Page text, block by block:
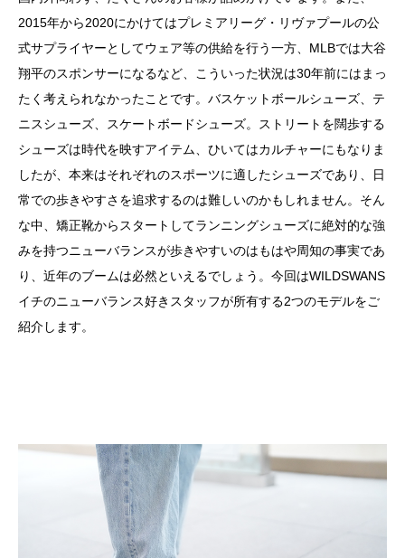
2015年から2020にかけてはプレミアリーグ・リヴァプールの公
式サプライヤーとしてウェア等の供給を行う一方、 MLBでは大谷
翔平のスポンサーになるなど、こういった状況は30年前にはまっ
たく考えられなかったことです。バスケットボールシューズ、テ
ニスシューズ、スケートボードシューズ。ストリートを闊歩する
シューズは時代を映すアイテム、ひいてはカルチャーにもなりま
したが、本来はそれぞれのスポーツに適したシューズであり、日
常での歩きやすさを追求するのは難しいのかもしれません。そん
な中、矯正靴からスタートしてランニングシューズに絶対的な強
みを持つニューバランスが歩きやすいのはもはや周知の事実であ
り、近年のブームは必然といえるでしょう。今回はWILDSWANS
イチのニューバランス好きスタッフが所有する2つのモデルをご
紹介します。